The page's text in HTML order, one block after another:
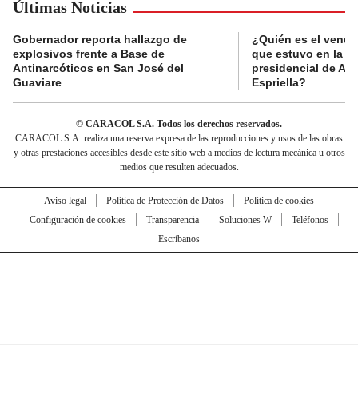
Últimas Noticias
Gobernador reporta hallazgo de
explosivos frente a Base de
Antinarcóticos en San José del
Guaviare
¿Quién es el
que estuvo en la
presidencial de
Espriella?
© CARACOL S.A. Todos los derechos reservados.
CARACOL S.A. realiza una reserva expresa de las reproducciones y usos de las obras
y otras prestaciones accesibles desde este sitio web a medios de lectura mecánica u otros
medios que resulten adecuados.
Aviso legal Política de Protección de Datos
Política de cookies
Configuración de cookies
Transparencia Soluciones W
Teléfonos
Escríbanos